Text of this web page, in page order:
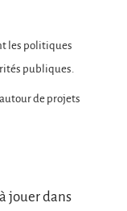
les politiques
publiques.
de projets
jouer dans